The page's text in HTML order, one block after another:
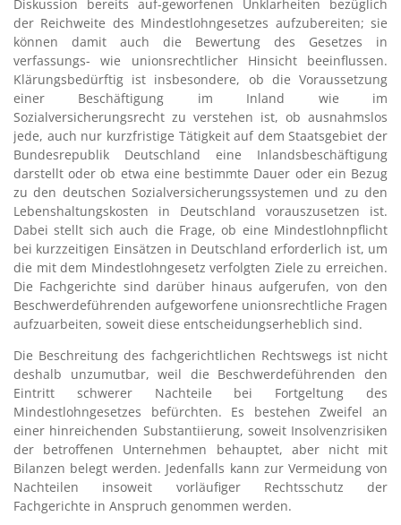
Diskussion bereits auf-geworfenen Unklarheiten bezüglich
der Reichweite des Mindestlohngesetzes aufzubereiten; sie
können damit auch die Bewertung des Gesetzes in
verfassungs- wie unionsrechtlicher Hinsicht beeinflussen.
Klärungsbedürftig ist insbesondere, ob die Voraussetzung
einer Beschäftigung im Inland wie im
Sozialversicherungsrecht zu verstehen ist, ob ausnahmslos
jede, auch nur kurzfristige Tätigkeit auf dem Staatsgebiet der
Bundesrepublik Deutschland eine Inlandsbeschäftigung
darstellt oder ob etwa eine bestimmte Dauer oder ein Bezug
zu den deutschen Sozialversicherungssystemen und zu den
Lebenshaltungskosten in Deutschland vorauszusetzen ist.
Dabei stellt sich auch die Frage, ob eine Mindestlohnpflicht
bei kurzzeitigen Einsätzen in Deutschland erforderlich ist, um
die mit dem Mindestlohngesetz verfolgten Ziele zu erreichen.
Die Fachgerichte sind darüber hinaus aufgerufen, von den
Beschwerdeführenden aufgeworfene unionsrechtliche Fragen
aufzuarbeiten, soweit diese entscheidungserheblich sind.
Die Beschreitung des fachgerichtlichen Rechtswegs ist nicht
deshalb unzumutbar, weil die Beschwerdeführenden den
Eintritt schwerer Nachteile bei Fortgeltung des
Mindestlohngesetzes befürchten. Es bestehen Zweifel an
einer hinreichenden Substantiierung, soweit Insolvenzrisiken
der betroffenen Unternehmen behauptet, aber nicht mit
Bilanzen belegt werden. Jedenfalls kann zur Vermeidung von
Nachteilen insoweit vorläufiger Rechtsschutz der
Fachgerichte in Anspruch genommen werden.